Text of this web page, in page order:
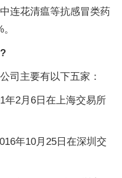
连花清瘟等抗感冒类药
司主要有以下五家：
年2月6日在上海交易所
年10月25日在深圳交